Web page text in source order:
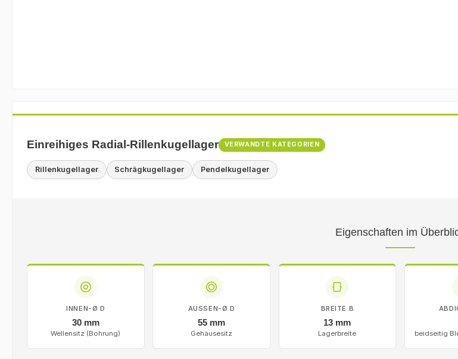
Einreihiges Radial-Rillenkugellager VERWANDTE KATEGORIEN
Rillenkugellager Schrägkugellager Pendelkugellager
Eigenschaften im
INNEN-Ø D
30 mm
Wellensitz (Bohrung)
AUSSEN-Ø D
55 mm
Gehäusesitz
BREITE B
13 mm
Lagerbreite beidseitig